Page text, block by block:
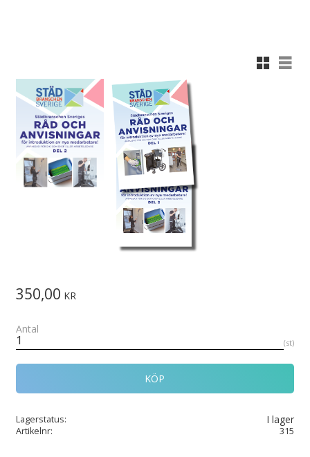
Rutnätsvy
Listvy
350,00 KR
Antal
st
KÖP
Lagerstatus I lager
Artikelnr 315